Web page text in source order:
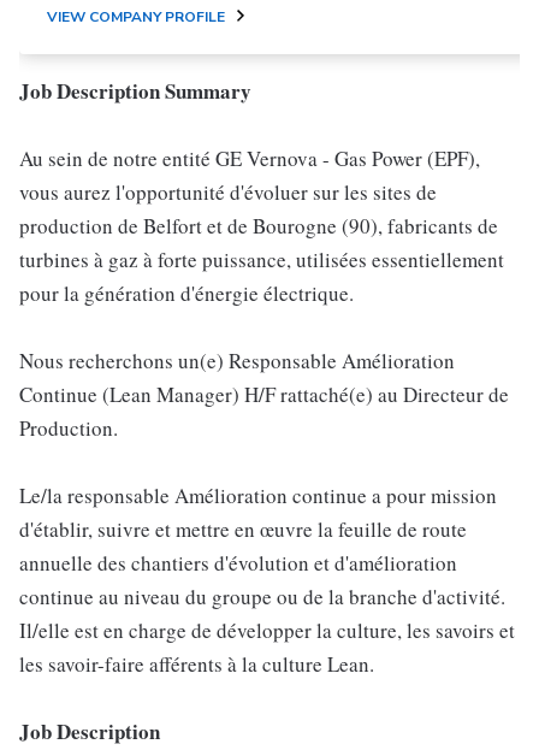
VIEW COMPANY PROFILE
Job Description Summary
Au sein de notre entité GE Vernova - Gas Power (EPF),
vous aurez l'opportunité d'évoluer sur les sites de
production de Belfort et de Bourogne (90), fabricants de
turbines à gaz à forte puissance, utilisées essentiellement
pour la génération d'énergie électrique.
Nous recherchons un(e) Responsable Amélioration
Continue (Lean Manager) H/F rattaché(e) au Directeur de
Production.
Le/la responsable Amélioration continue a pour mission
d'établir, suivre et mettre en œuvre la feuille de route
annuelle des chantiers d'évolution et d'amélioration
continue au niveau du groupe ou de la branche d'activité.
Il/elle est en charge de développer la culture, les savoirs et
les savoir-faire afférents à la culture Lean.
Job Description